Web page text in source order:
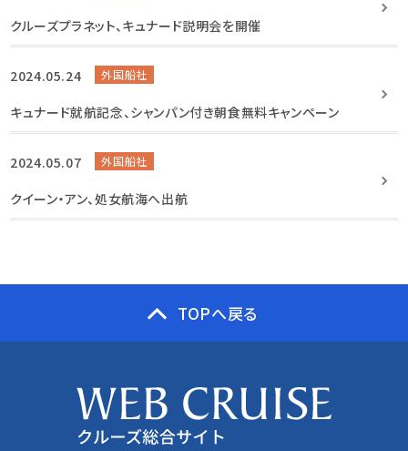
クルーズプラネット、キュナード説明会を開催
2024.05.24 外国船社
キュナード就航記念、シャンパン付き朝食無料キャンペーン
2024.05.07 外国船社
クイーン・アン、処女航海へ出航
TOPへ戻る